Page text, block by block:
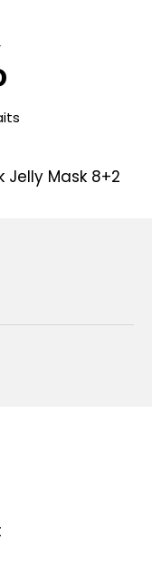
Mask 8+2